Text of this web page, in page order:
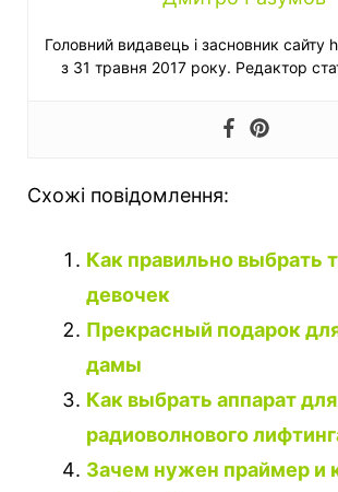
Головний видавець і засновник сайту
з 31 травня 2017 року. Редактор
Схожі повідомлення:
Как правильно выбрать
девочек
Прекрасный подарок
дамы
Как выбрать аппарат для
радиоволнового
Зачем нужен праймер и